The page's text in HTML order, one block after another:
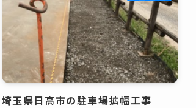
埼玉県日高市の駐車場拡幅工事